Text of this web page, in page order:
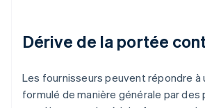
Dérive de la portée
Les fournisseurs peuvent répondre à
formulé de manière générale par